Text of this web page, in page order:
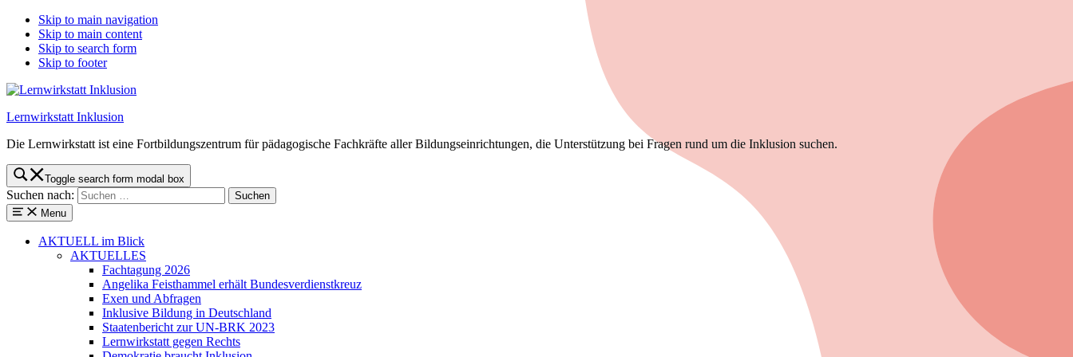
Skip to main navigation
Skip to main content
Skip to search form
Skip to footer
Lernwirkstatt Inklusion
Die Lernwirkstatt ist eine Fortbildungszentrum für pädagogische Fachkräfte aller Bildungseinrichtungen, die Unterstützung bei Fragen rund um die Inklusion suchen.
Toggle search form modal box
Suchen nach:
Menu
AKTUELL im Blick
AKTUELLES
Fachtagung 2026
Angelika Feisthammel erhält Bundesverdienstkreuz
Exen und Abfragen
Inklusive Bildung in Deutschland
Staatenbericht zur UN-BRK 2023
Lernwirkstatt gegen Rechts